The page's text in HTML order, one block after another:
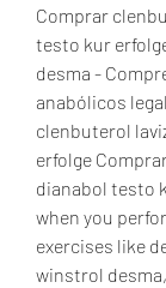
Comprar
testo kur
desma -
anabólicos
clenbuterol
erfolge
dianabol testo
when you
exercises like
winstrol